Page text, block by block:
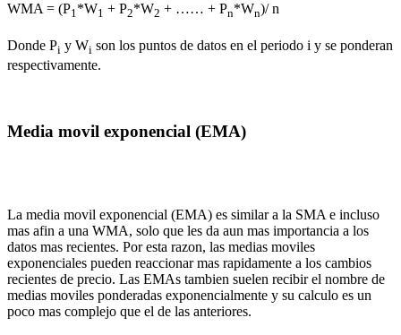
WMA = (P1*W1 + P2*W2 + …… + Pn*Wn)/ n
Donde Pi y Wi son los puntos de datos en el periodo i y se ponderan
respectivamente.
Media movil exponencial (EMA)
La media movil exponencial (EMA) es similar a la SMA e incluso
mas afin a una WMA, solo que les da aun mas importancia a los
datos mas recientes. Por esta razon, las medias moviles
exponenciales pueden reaccionar mas rapidamente a los cambios
recientes de precio. Las EMAs tambien suelen recibir el nombre de
medias moviles ponderadas exponencialmente y su calculo es un
poco mas complejo que el de las anteriores.